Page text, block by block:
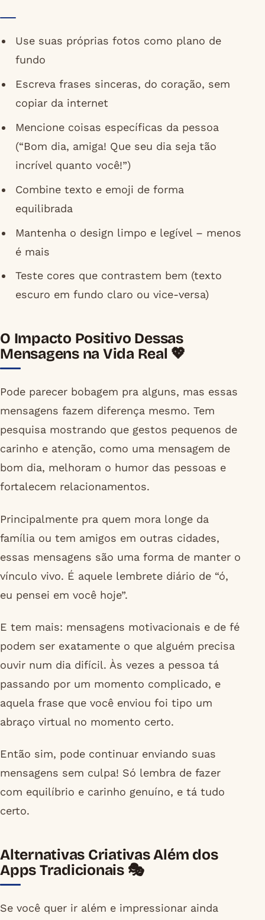
Use suas próprias fotos como plano de
fundo
Escreva frases sinceras, do coração, sem
copiar da internet
Mencione coisas específicas da pessoa
(“Bom dia, amiga! Que seu dia seja tão
incrível quanto você!”)
Combine texto e emoji de forma
equilibrada
Mantenha o design limpo e legível – menos
é mais
Teste cores que contrastem bem (texto
escuro em fundo claro ou vice-versa)
O Impacto Positivo Dessas
Mensagens na Vida Real 💖
Pode parecer bobagem pra alguns, mas essas
mensagens fazem diferença mesmo. Tem
pesquisa mostrando que gestos pequenos de
carinho e atenção, como uma mensagem de
bom dia, melhoram o humor das pessoas e
fortalecem relacionamentos.
Principalmente pra quem mora longe da
família ou tem amigos em outras cidades,
essas mensagens são uma forma de manter o
vínculo vivo. É aquele lembrete diário de “ó,
eu pensei em você hoje”.
E tem mais: mensagens motivacionais e de fé
podem ser exatamente o que alguém precisa
ouvir num dia difícil. Às vezes a pessoa tá
passando por um momento complicado, e
aquela frase que você enviou foi tipo um
abraço virtual no momento certo.
Então sim, pode continuar enviando suas
mensagens sem culpa! Só lembra de fazer
com equilíbrio e carinho genuíno, e tá tudo
certo.
Alternativas Criativas Além dos
Apps Tradicionais 🎭
Se você quer ir além e impressionar ainda